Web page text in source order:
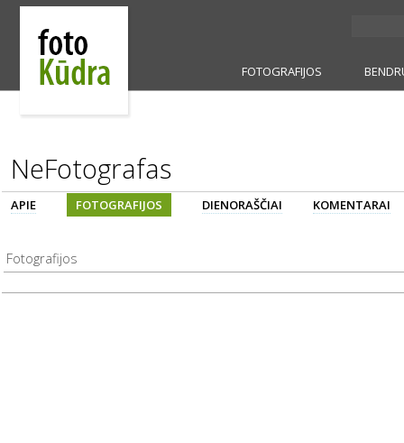
FOTOGRAFIJOS
NeFotografas
APIE FOTOGRAFIJOS DIENORAŠČIAI KOMENTARAI
Fotografijos